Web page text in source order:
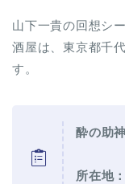
山下一貴の回想シ
酒屋は、東京都千
す。
酔の助
所在地